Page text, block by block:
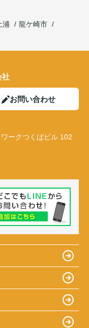
浦
龍ケ崎市
社
お問い合わせ
ークつくばビル 102